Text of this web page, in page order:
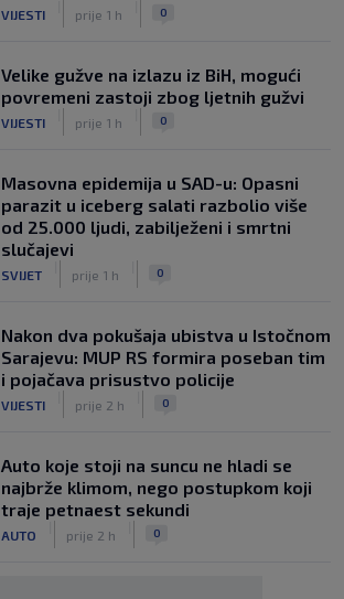
VIJESTI prije 1 h 0
Velike gužve na izlazu iz BiH, mogući
povremeni zastoji zbog ljetnih gužvi
VIJESTI prije 1 h 0
Masovna epidemija u SAD-u: Opasni
parazit u iceberg salati razbolio više
od 25.000 ljudi, zabilježeni i smrtni
slučajevi
SVIJET prije 1 h 0
Nakon dva pokušaja ubistva u Istočnom
Sarajevu: MUP RS formira poseban tim
i pojačava prisustvo policije
VIJESTI prije 2 h 0
Auto koje stoji na suncu ne hladi se
najbrže klimom, nego postupkom koji
traje petnaest sekundi
AUTO prije 2 h 0